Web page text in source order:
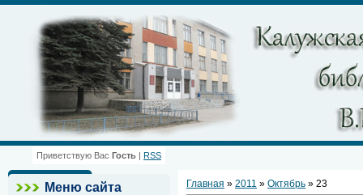
Приветствую Вас Гость | RSS
Меню сайта
Главная » 2011 » Октябрь » 23